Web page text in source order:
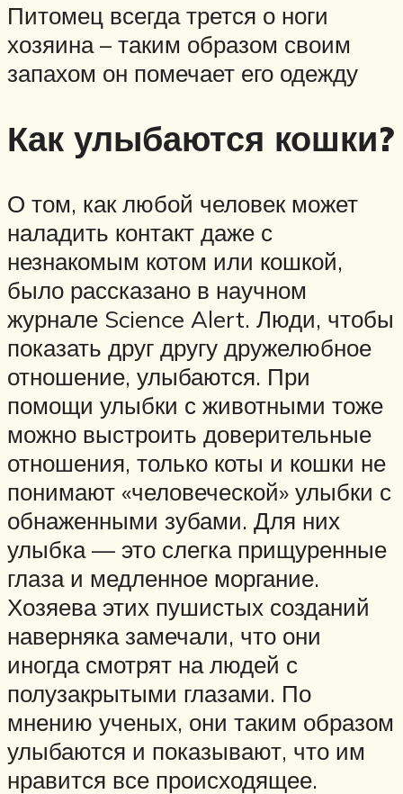
Питомец всегда трется о ноги
хозяина – таким образом своим
запахом он помечает его одежду
Как улыбаются кошки?
О том, как любой человек может
наладить контакт даже с
незнакомым котом или кошкой,
было рассказано в научном
журнале Science Alert. Люди, чтобы
показать друг другу дружелюбное
отношение, улыбаются. При
помощи улыбки с животными тоже
можно выстроить доверительные
отношения, только коты и кошки не
понимают «человеческой» улыбки с
обнаженными зубами. Для них
улыбка — это слегка прищуренные
глаза и медленное моргание.
Хозяева этих пушистых созданий
наверняка замечали, что они
иногда смотрят на людей с
полузакрытыми глазами. По
мнению ученых, они таким образом
улыбаются и показывают, что им
нравится все происходящее.